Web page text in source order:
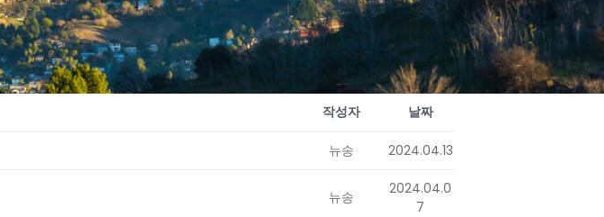
작성자 날짜
뉴송 2024.04.13
뉴송
2024.04.0
7